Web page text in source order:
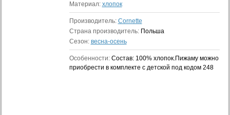
Материал: хлопок
Производитель: Cornette
Страна производитель: Польша
Сезон: весна-осень
Особенности: Состав: 100% хлопок.Пижаму можно
приобрести в комплекте с детской под кодом 248